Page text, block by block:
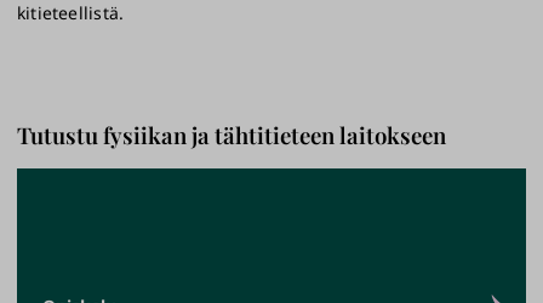
ki­tieteellistä.
Tutustu fysiikan ja tähtitieteen laitokseen